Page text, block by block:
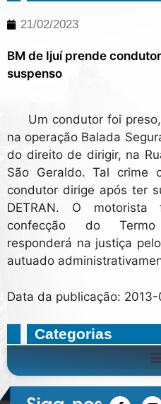
21/02/2023
BM de Ijuí prende
suspenso
Um condutor foi preso,
na operação Balada
do direito de dirigir, na
São Geraldo. Tal crime
condutor dirige após ter
DETRAN. O
confecção do
responderá na justiça
autuado
Data da publicação:
Categorias